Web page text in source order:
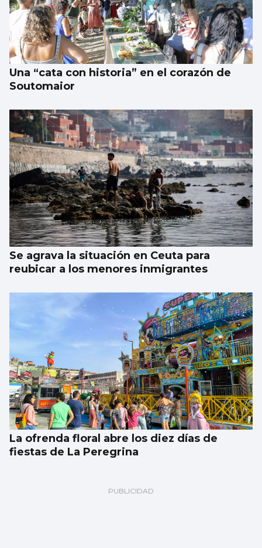
Borja Iglesias, Ana Peleteiro o Abel
Caballero, entre los favoritos de los
gallegos para compartir un viaje
Una “cata con historia” en el corazón de
Soutomaior
Se agrava la situación en Ceuta para
reubicar a los menores inmigrantes
La ofrenda floral abre los diez días de
fiestas de La Peregrina